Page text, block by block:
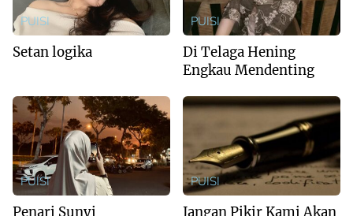
PUISI
Setan logika
PUISI
Di Telaga Hening
Engkau Mendenting
PUISI
Penari Sunyi
PUISI
Jangan Pikir Kami Akan